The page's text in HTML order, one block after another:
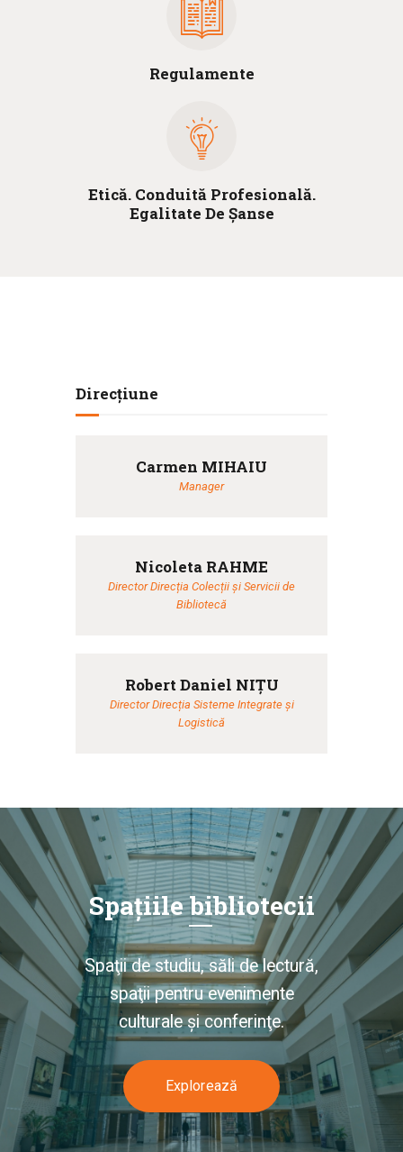
Regulamente
Etică. Conduită Profesională.
Egalitate De Șanse
Direcțiune
Carmen MIHAIU
Manager
Nicoleta RAHME
Director Direcția Colecții și Servicii de
Bibliotecă
Robert Daniel NIȚU
Director Direcția Sisteme Integrate și
Logistică
Spațiile bibliotecii
Spaţii de studiu, săli de lectură,
spaţii pentru evenimente
culturale şi conferinţe.
Explorează